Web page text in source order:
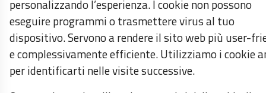
personalizzando l’esperienza. I cookie non possono
eseguire programmi o trasmettere virus al tuo
dispositivo. Servono a rendere il sito web più user-
e complessivamente efficiente. Utilizziamo i cookie
per identificarti nelle visite successive.